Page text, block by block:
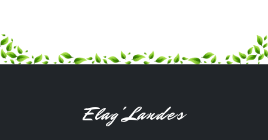
Elag'Landes